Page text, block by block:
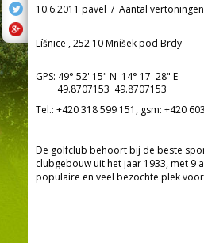
10.6.2011 pavel / Aantal
Líšnice , 252 10 Mníšek pod Brdy
GPS: 49° 52' 15" N 14° 17' 28" E
49.8707153 49.8707153
Tel.: +420 318 599 151, gsm: +420
De golfclub behoort bij de beste
clubgebouw uit het jaar 1933, met 9
populaire en veel bezochte plek